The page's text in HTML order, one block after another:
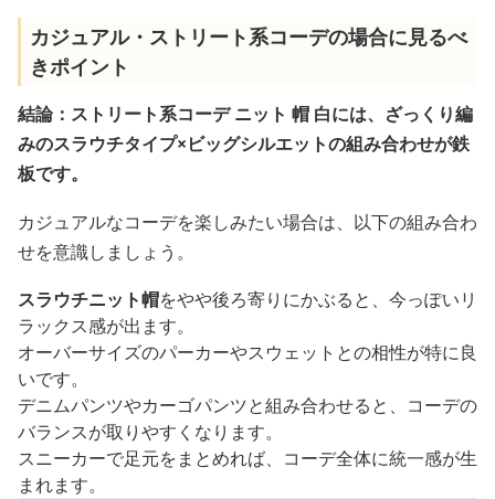
カジュアル・ストリート系コーデの場合に見るべ
きポイント
結論：ストリート系コーデ ニット 帽 白には、ざっくり編
みのスラウチタイプ×ビッグシルエットの組み合わせが鉄
板です。
カジュアルなコーデを楽しみたい場合は、以下の組み合わ
せを意識しましょう。
スラウチニット帽をやや後ろ寄りにかぶると、今っぽいリ
ラックス感が出ます。
オーバーサイズのパーカーやスウェットとの相性が特に良
いです。
デニムパンツやカーゴパンツと組み合わせると、コーデの
バランスが取りやすくなります。
スニーカーで足元をまとめれば、コーデ全体に統一感が生
まれます。